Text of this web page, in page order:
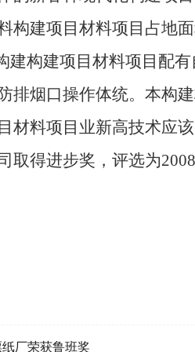
构建项目材料项目占地
建构建项目材料项目配
排烟口操作体统。本构
材料项目业新高技术应
取得进步奖，评选为
厂荣获鲁班奖